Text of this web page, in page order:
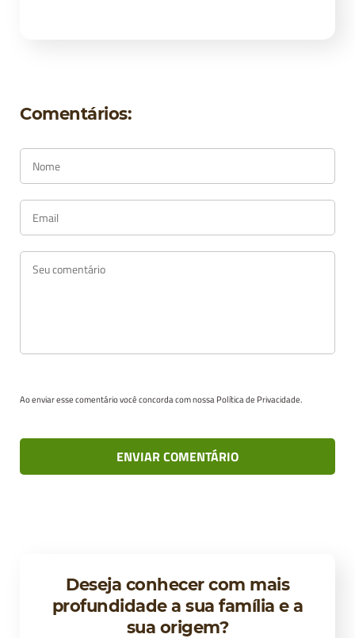
Comentários:
Ao enviar esse comentário você concorda com nossa Política de Privacidade.
Deseja conhecer com mais
profundidade a sua família e a
sua origem?